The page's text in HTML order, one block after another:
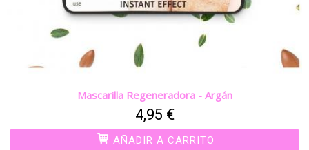
Mascarilla Regeneradora - Argán
4,95 €
AÑADIR A CARRITO